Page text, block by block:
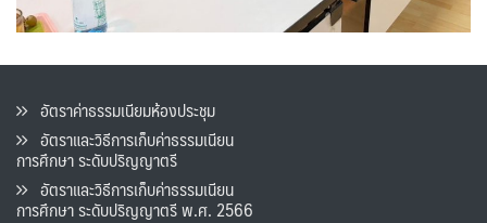
อัตราค่าธรรมเนียมห้องประชุม
อัตราและวิธีการเก็บค่าธรรมเนียน
การศึกษา ระดับปริญญาตรี
อัตราและวิธีการเก็บค่าธรรมเนียน
การศึกษา ระดับปริญญาตรี พ.ศ. 2566